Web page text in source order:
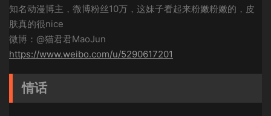
知名动漫博主，微博粉丝10万，这妹子看起来粉嫩粉嫩的，皮
肤真的很nice
微博：@猫君君MaoJun
https://www.weibo.com/u/5290617201
情话